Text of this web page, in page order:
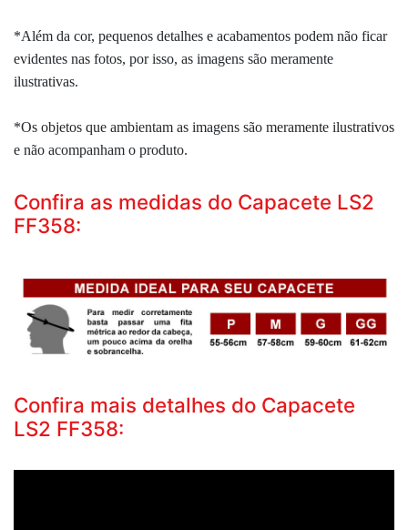
*Além da cor, pequenos detalhes e acabamentos podem não ficar
evidentes nas fotos, por isso, as imagens são meramente
ilustrativas.
*Os objetos que ambientam as imagens são meramente ilustrativos
e não acompanham o produto.
Confira as medidas do Capacete LS2
FF358:
Confira mais detalhes do Capacete
LS2 FF358: